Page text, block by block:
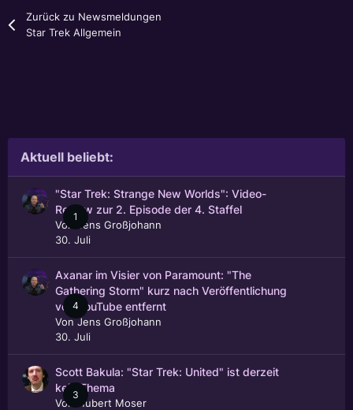
Zurück zu Newsmeldungen
Star Trek Allgemein
Aktuell beliebt:
1
"Star Trek: Strange New Worlds": Video-
Review zur 2. Episode der 4. Staffel
Von
Jens Großjohann
30. Juli
4
Axanar im Visier von Paramount: "The
Gathering Storm" kurz nach Veröffentlichung
von YouTube entfernt
VonJens Großjohann
30. Juli
3
Scott Bakula: "Star Trek: United" ist derzeit
kein Thema
Von
Hubert Moser